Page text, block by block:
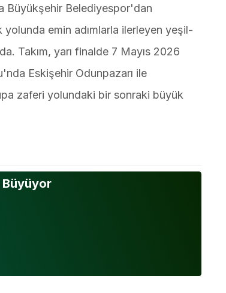
Büyükşehir Belediyespor'dan
emin adımlarla ilerleyen yeşil-
Takım, yarı finalde 7 Mayıs 2026
Eskişehir Odunpazarı ile
zaferi yolundaki bir sonraki büyük
Büyüyor